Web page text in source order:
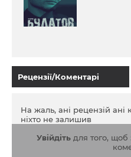
Рецензії/Коментарі
На жаль, ані рецензій
ніхто не залишив
Увійдітьдля того, щоб